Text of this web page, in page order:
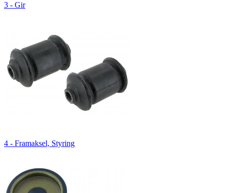
3 - Gir
4 - Framaksel, Styring